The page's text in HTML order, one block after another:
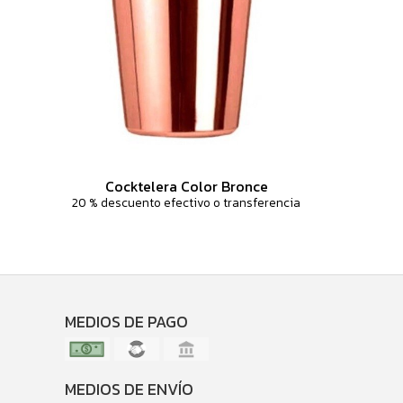
Cocktelera Color Bronce
20 % descuento efectivo o transferencia
MEDIOS DE PAGO
MEDIOS DE ENVÍO